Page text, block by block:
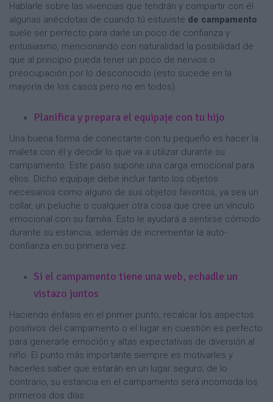
Hablarle sobre las vivencias que tendrán y compartir con él
algunas anécdotas de cuando tú estuviste de campamento
suele ser perfecto para darle un poco de confianza y
entusiasmo, mencionando con naturalidad la posibilidad de
que al principio pueda tener un poco de nervios o
preocupación por lo desconocido (esto sucede en la
mayoría de los casos pero no en todos).
Planifica y prepara el equipaje con tu hijo
Una buena forma de conectarte con tu pequeño es hacer la
maleta con él y decidir lo que va a utilizar durante su
campamento. Este paso supone una carga emocional para
ellos. Dicho equipaje debe incluir tanto los objetos
necesarios como alguno de sus objetos favoritos, ya sea un
collar, un peluche o cualquier otra cosa que cree un vínculo
emocional con su familia. Esto le ayudará a sentirse cómodo
durante su estancia, además de incrementar la auto-
confianza en su primera vez.
Si el campamento tiene una web, echadle un
vistazo juntos
Haciendo énfasis en el primer punto, recalcar los aspectos
positivos del campamento o el lugar en cuestión es perfecto
para generarle emoción y altas expectativas de diversión al
niño. El punto más importante siempre es motivarles y
hacerles saber que estarán en un lugar seguro; de lo
contrario, su estancia en el campamento será incomoda los
primeros dos días.